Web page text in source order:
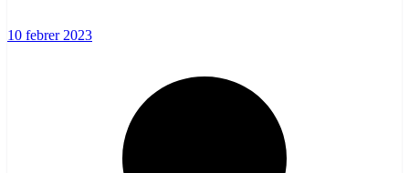
10 febrer 2023